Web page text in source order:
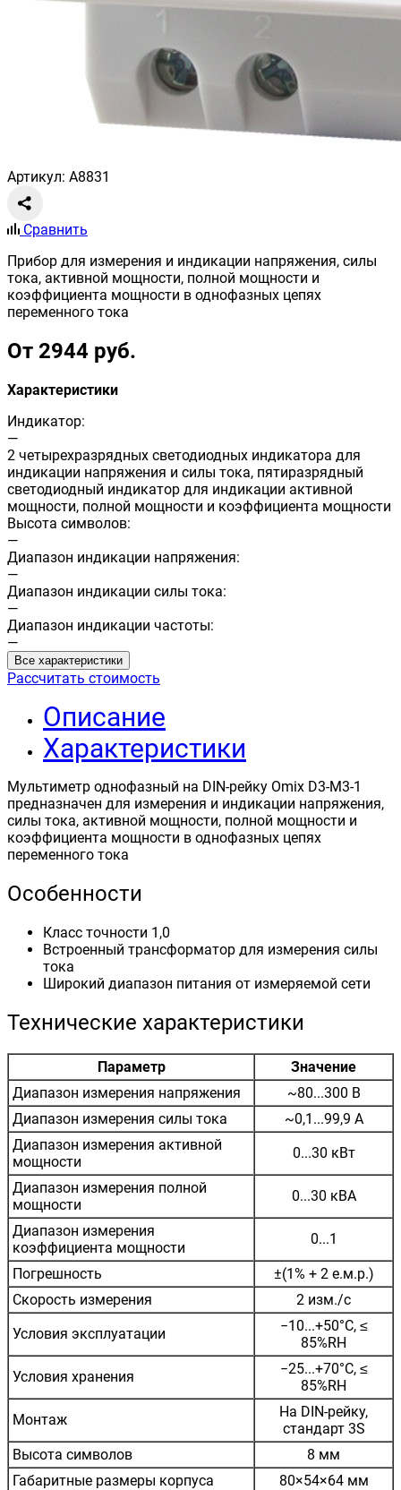
Артикул: A8831
Сравнить
Прибор для измерения и индикации напряжения, силы
тока, активной мощности, полной мощности и
коэффициента мощности в однофазных цепях
переменного тока
От 2944 руб.
Характеристики
Индикатор:
—
2 четырехразрядных светодиодных индикатора для
индикации напряжения и силы тока, пятиразрядный
светодиодный индикатор для индикации активной
мощности, полной мощности и коэффициента мощности
Высота символов:
—
Диапазон индикации напряжения:
—
Диапазон индикации силы тока:
—
Диапазон индикации частоты:
—
Все характеристики
Рассчитать стоимость
Описание
Характеристики
Мультиметр однофазный на DIN-рейку Omix D3-M3-1
предназначен для измерения и индикации напряжения,
силы тока, активной мощности, полной мощности и
коэффициента мощности в однофазных цепях
переменного тока
Особенности
Класс точности 1,0
Встроенный трансформатор для измерения силы
тока
Широкий диапазон питания от измеряемой сети
Технические характеристики
Параметр
Значение
Диапазон измерения напряжения
~80...300 В
Диапазон измерения силы тока
~0,1...99,9 А
Диапазон измерения активной
мощности
0...30 кВт
Диапазон измерения полной
мощности
0...30 кВА
Диапазон измерения
коэффициента мощности
0...1
Погрешность
±(1% + 2 е.м.р.)
Скорость измерения
2 изм./с
Условия эксплуатации
−10...+50°С, ≤
85%RH
Условия хранения
−25...+70°С, ≤
85%RH
Монтаж
На DIN-рейку,
стандарт 3S
Высота символов
8 мм
Габаритные размеры корпуса
80×54×64 мм